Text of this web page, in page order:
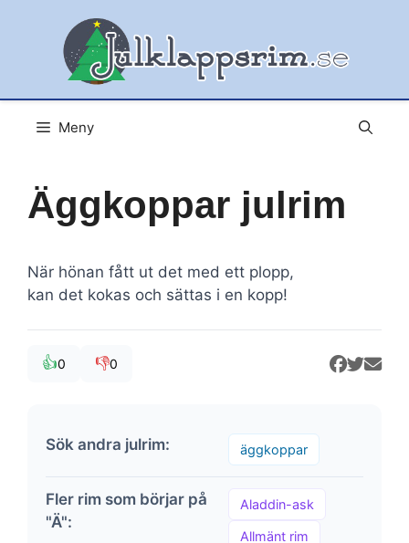
Meny
Äggkoppar julrim
När hönan fått ut det med ett plopp,
kan det kokas och sättas i en kopp!
👍0 👎0
Sök andra julrim: äggkoppar
Fler rim som börjar på
"Ä":
Aladdin-ask
Allmänt rim